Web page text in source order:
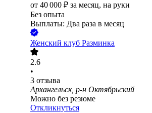
от 40 000 ₽ за месяц, на руки
Без опыта
Выплаты: Два раза в месяц
Женский клуб Разминка
2.6
•
3 отзыва
Архангельск, р-н Октябрьский
Можно без резюме
Откликнуться